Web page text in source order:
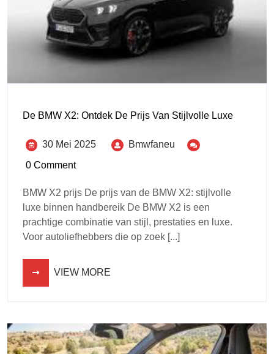
De BMW X2: Ontdek De Prijs Van Stijlvolle Luxe
30 Mei 2025
Bmwfaneu
0 Comment
BMW X2 prijs De prijs van de BMW X2: stijlvolle
luxe binnen handbereik De BMW X2 is een
prachtige combinatie van stijl, prestaties en luxe.
Voor autoliefhebbers die op zoek [...]
VIEW MORE